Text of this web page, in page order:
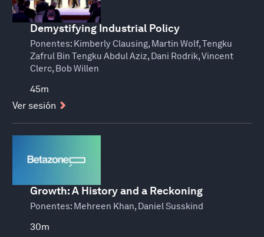
Demystifying Industrial Policy
Ponentes: Kimberly Clausing, Martin Wolf, Tengku
Zafrul Bin Tengku Abdul Aziz, Dani Rodrik, Vincent
Clerc, Bob Willen
45m
Ver sesión
Growth: A History and a Reckoning
Ponentes: Mehreen Khan, Daniel Susskind
30m